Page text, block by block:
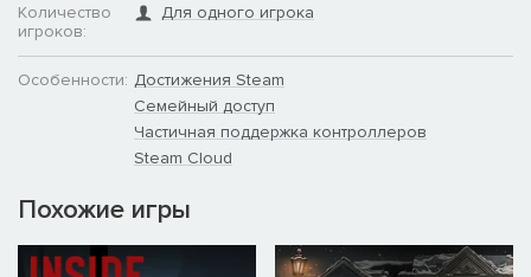
Количество
игроков:
Для одного игрока
Особенности: Достижения Steam
Семейный доступ
Частичная поддержка контроллеров
Steam Cloud
Похожие игры